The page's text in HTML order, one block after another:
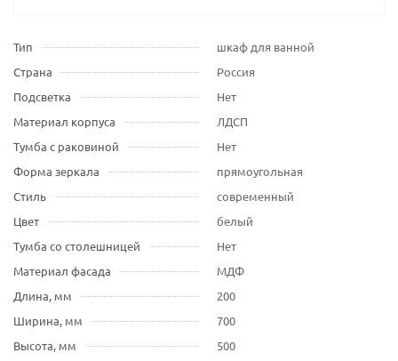
Тип
шкаф для ванной
Страна
Россия
Подсветка
Нет
Материал корпуса
ЛДСП
Тумба с раковиной
Нет
Форма зеркала
прямоугольная
Стиль
современный
Цвет
белый
Тумба со столешницей
Нет
Материал фасада
МДФ
Длина, мм
200
Ширина, мм
700
Высота, мм
500